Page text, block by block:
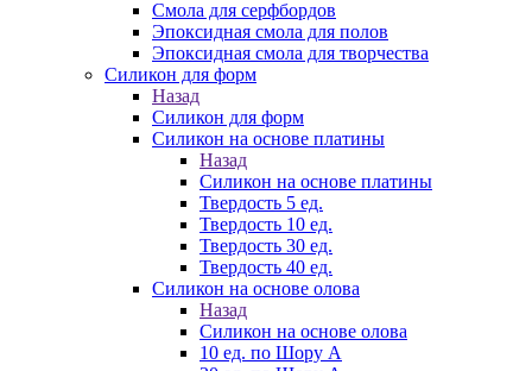
Смола для серфбордов
Эпоксидная смола для полов
Эпоксидная смола для творчества
Силикон для форм
Назад
Силикон для форм
Силикон на основе платины
Назад
Силикон на основе платины
Твердость 5 ед.
Твердость 10 ед.
Твердость 30 ед.
Твердость 40 ед.
Силикон на основе олова
Назад
Силикон на основе олова
10 ед. по Шору А